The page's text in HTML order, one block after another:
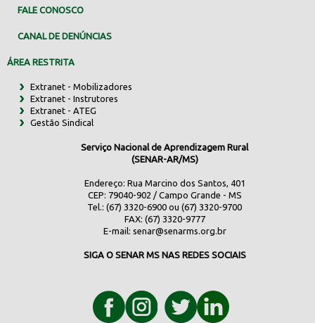
FALE CONOSCO
CANAL DE DENÚNCIAS
ÁREA RESTRITA
Extranet - Mobilizadores
Extranet - Instrutores
Extranet - ATEG
Gestão Sindical
Serviço Nacional de Aprendizagem Rural
(SENAR-AR/MS)
Endereço: Rua Marcino dos Santos, 401
CEP: 79040-902 / Campo Grande - MS
Tel.: (67) 3320-6900 ou (67) 3320-9700
FAX: (67) 3320-9777
E-mail: senar@senarms.org.br
SIGA O SENAR MS NAS REDES SOCIAIS